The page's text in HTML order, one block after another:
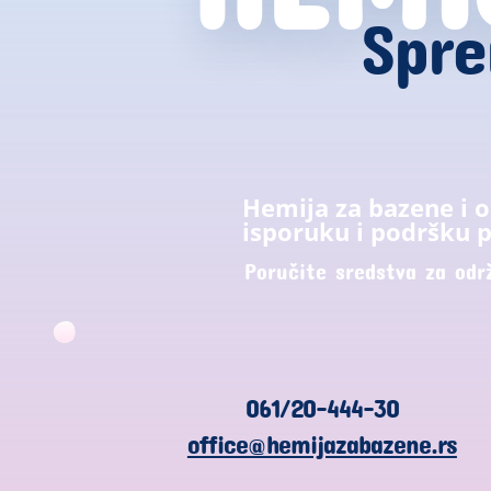
Hemija za bazene i
isporuku i podršku
Poručite sredstva za
061/20-444-30
office@hemijazabazene.rs